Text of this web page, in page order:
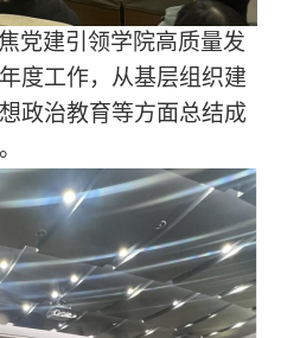
党建引领学院高质量发
度工作，从基层组织建
政治教育等方面总结成